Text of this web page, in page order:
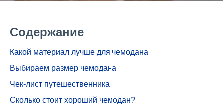
Содержание
Какой материал лучше для чемодана
Выбираем размер чемодана
Чек-лист путешественника
Сколько стоит хороший чемодан?